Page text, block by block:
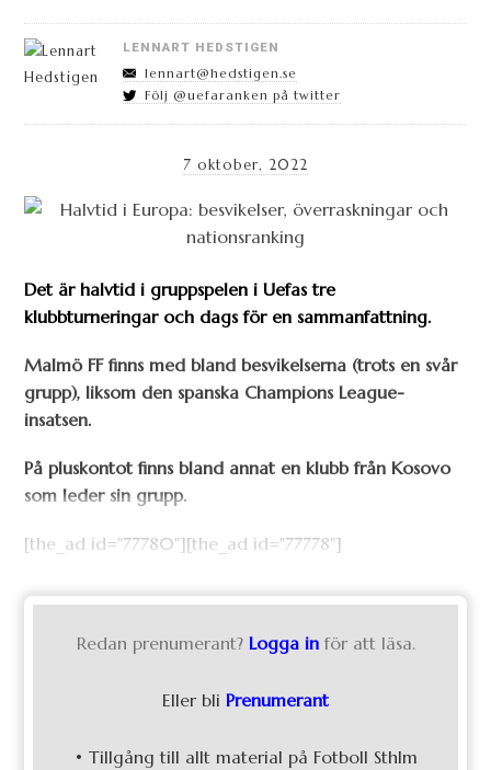
LENNART HEDSTIGEN
lennart@hedstigen.se
Följ @uefaranken på twitter
7 oktober, 2022
Det är halvtid i gruppspelen i Uefas tre
klubbturneringar och dags för en sammanfattning.
Malmö FF finns med bland besvikelserna (trots en svår
grupp), liksom den spanska Champions League-
insatsen.
På pluskontot finns bland annat en klubb från Kosovo
som leder sin grupp.
[the_ad id="77780"][the_ad id="77778"]
Redan prenumerant? Logga in för att läsa.
Eller bli Prenumerant
• Tillgång till allt material på Fotboll Sthlm